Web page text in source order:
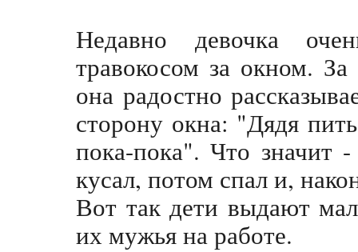
Недавно девочка
травокосом за окном.
она радостно
сторону окна: "Дядя
пока-пока". Что значит
кусал, потом спал и,
Вот так дети выдают
их мужья на работе.